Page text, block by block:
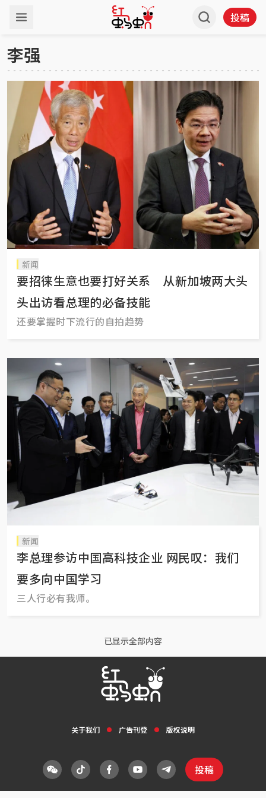
投稿
李强
新闻
要招徕生意也要打好关系 从新加坡两大头
头出访看总理的必备技能
还要掌握时下流行的自拍趋势
新闻
李总理参访中国高科技企业 网民叹：我们
要多向中国学习
三人行必有我师。
已显示全部内容
关于我们 广告刊登 版权说明
投稿